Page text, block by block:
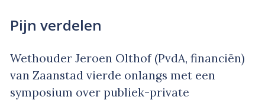
Pijn verdelen
Wethouder Jeroen Olthof (PvdA, financiën)
van Zaanstad vierde onlangs met een
symposium over publiek-private